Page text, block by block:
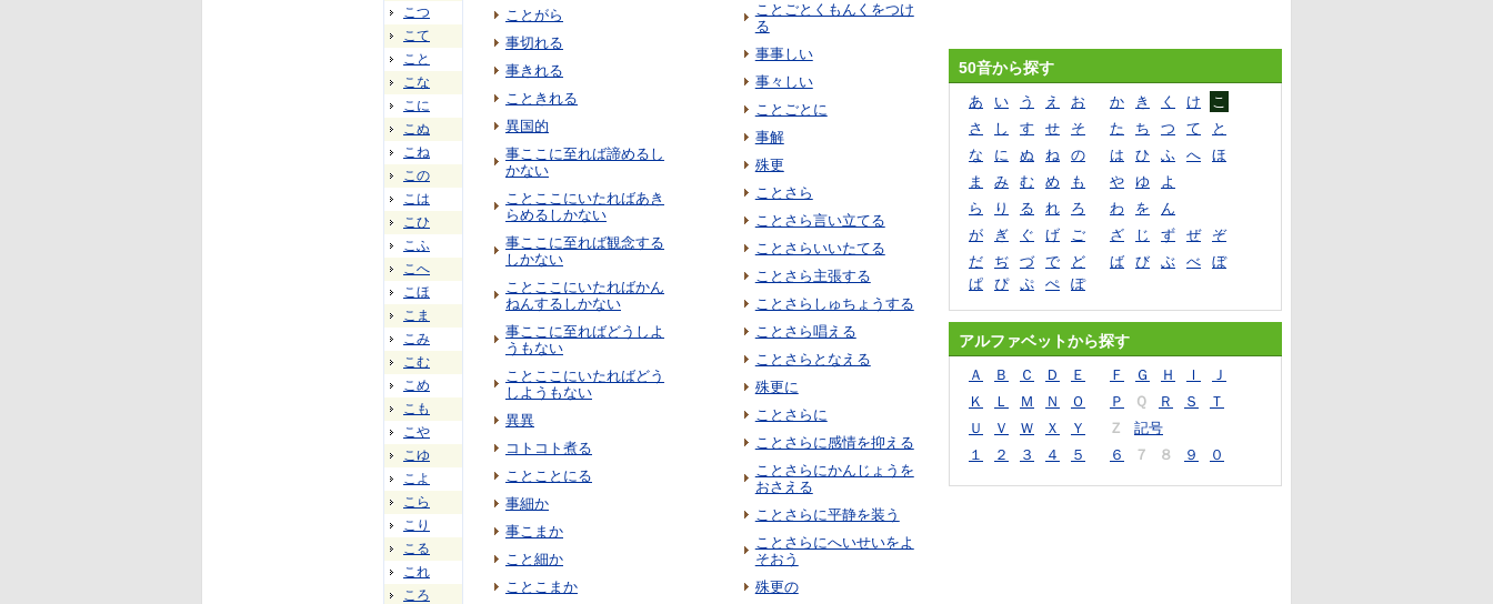
こつ
こて
こと
こな
こに
こぬ
こね
この
こは
こひ
こふ
こへ
こほ
こま
こみ
こむ
こめ
こも
こや
こゆ
こよ
こら
こり
こる
これ
ころ
ことがら
事切れる
事きれる
こときれる
異国的
事ここに至れば諦めるし
かない
ことここにいたればあき
らめるしかない
事ここに至れば観念する
しかない
ことここにいたればかん
ねんするしかない
事ここに至ればどうしよ
うもない
ことここにいたればどう
しようもない
異異
コトコト煮る
ことことにる
事細か
事こまか
こと細か
ことこまか
ことごとくもんくをつけ
る
事事しい
事々しい
ことごとに
事解
殊更
ことさら
ことさら言い立てる
ことさらいいたてる
ことさら主張する
ことさらしゅちょうする
ことさら唱える
ことさらとなえる
殊更に
ことさらに
ことさらに感情を抑える
ことさらにかんじょうを
おさえる
ことさらに平静を装う
ことさらにへいせいをよ
そおう
殊更の
50音から探す
あ い う え お か き く け
こ
さ
し す せ そ た ち つ て
と
な
に ぬ ね の は ひ ふ へ
ほ
ま
み む め も や ゆ
よ
ら
り る れ ろ わ を
ん
が
ぎ ぐ げ ご ざ じ ず ぜ
ぞ
だ
ぢ づ で ど ば び ぶ べ
ぼ
ぱ
ぴ ぷ ぺ ぽ
アルファベットから探す
Ａ Ｂ Ｃ Ｄ Ｅ Ｆ Ｇ Ｈ Ｉ
Ｊ
Ｋ
Ｌ Ｍ Ｎ Ｏ Ｐ Ｑ Ｒ Ｓ
Ｔ
Ｕ
Ｖ Ｗ Ｘ Ｙ Ｚ
記号
１
２ ３ ４ ５ ６ ７ ８ ９ ０